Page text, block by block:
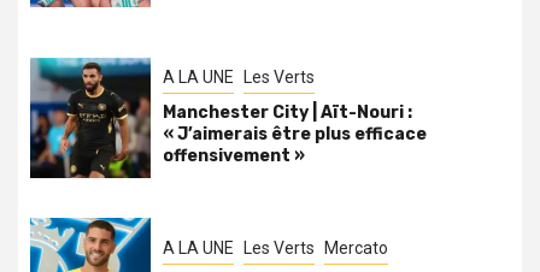
A LA UNE Les Verts
Manchester City | Aït-Nouri :
« J’aimerais être plus efficace
offensivement »
A LA UNE Les Verts Mercato